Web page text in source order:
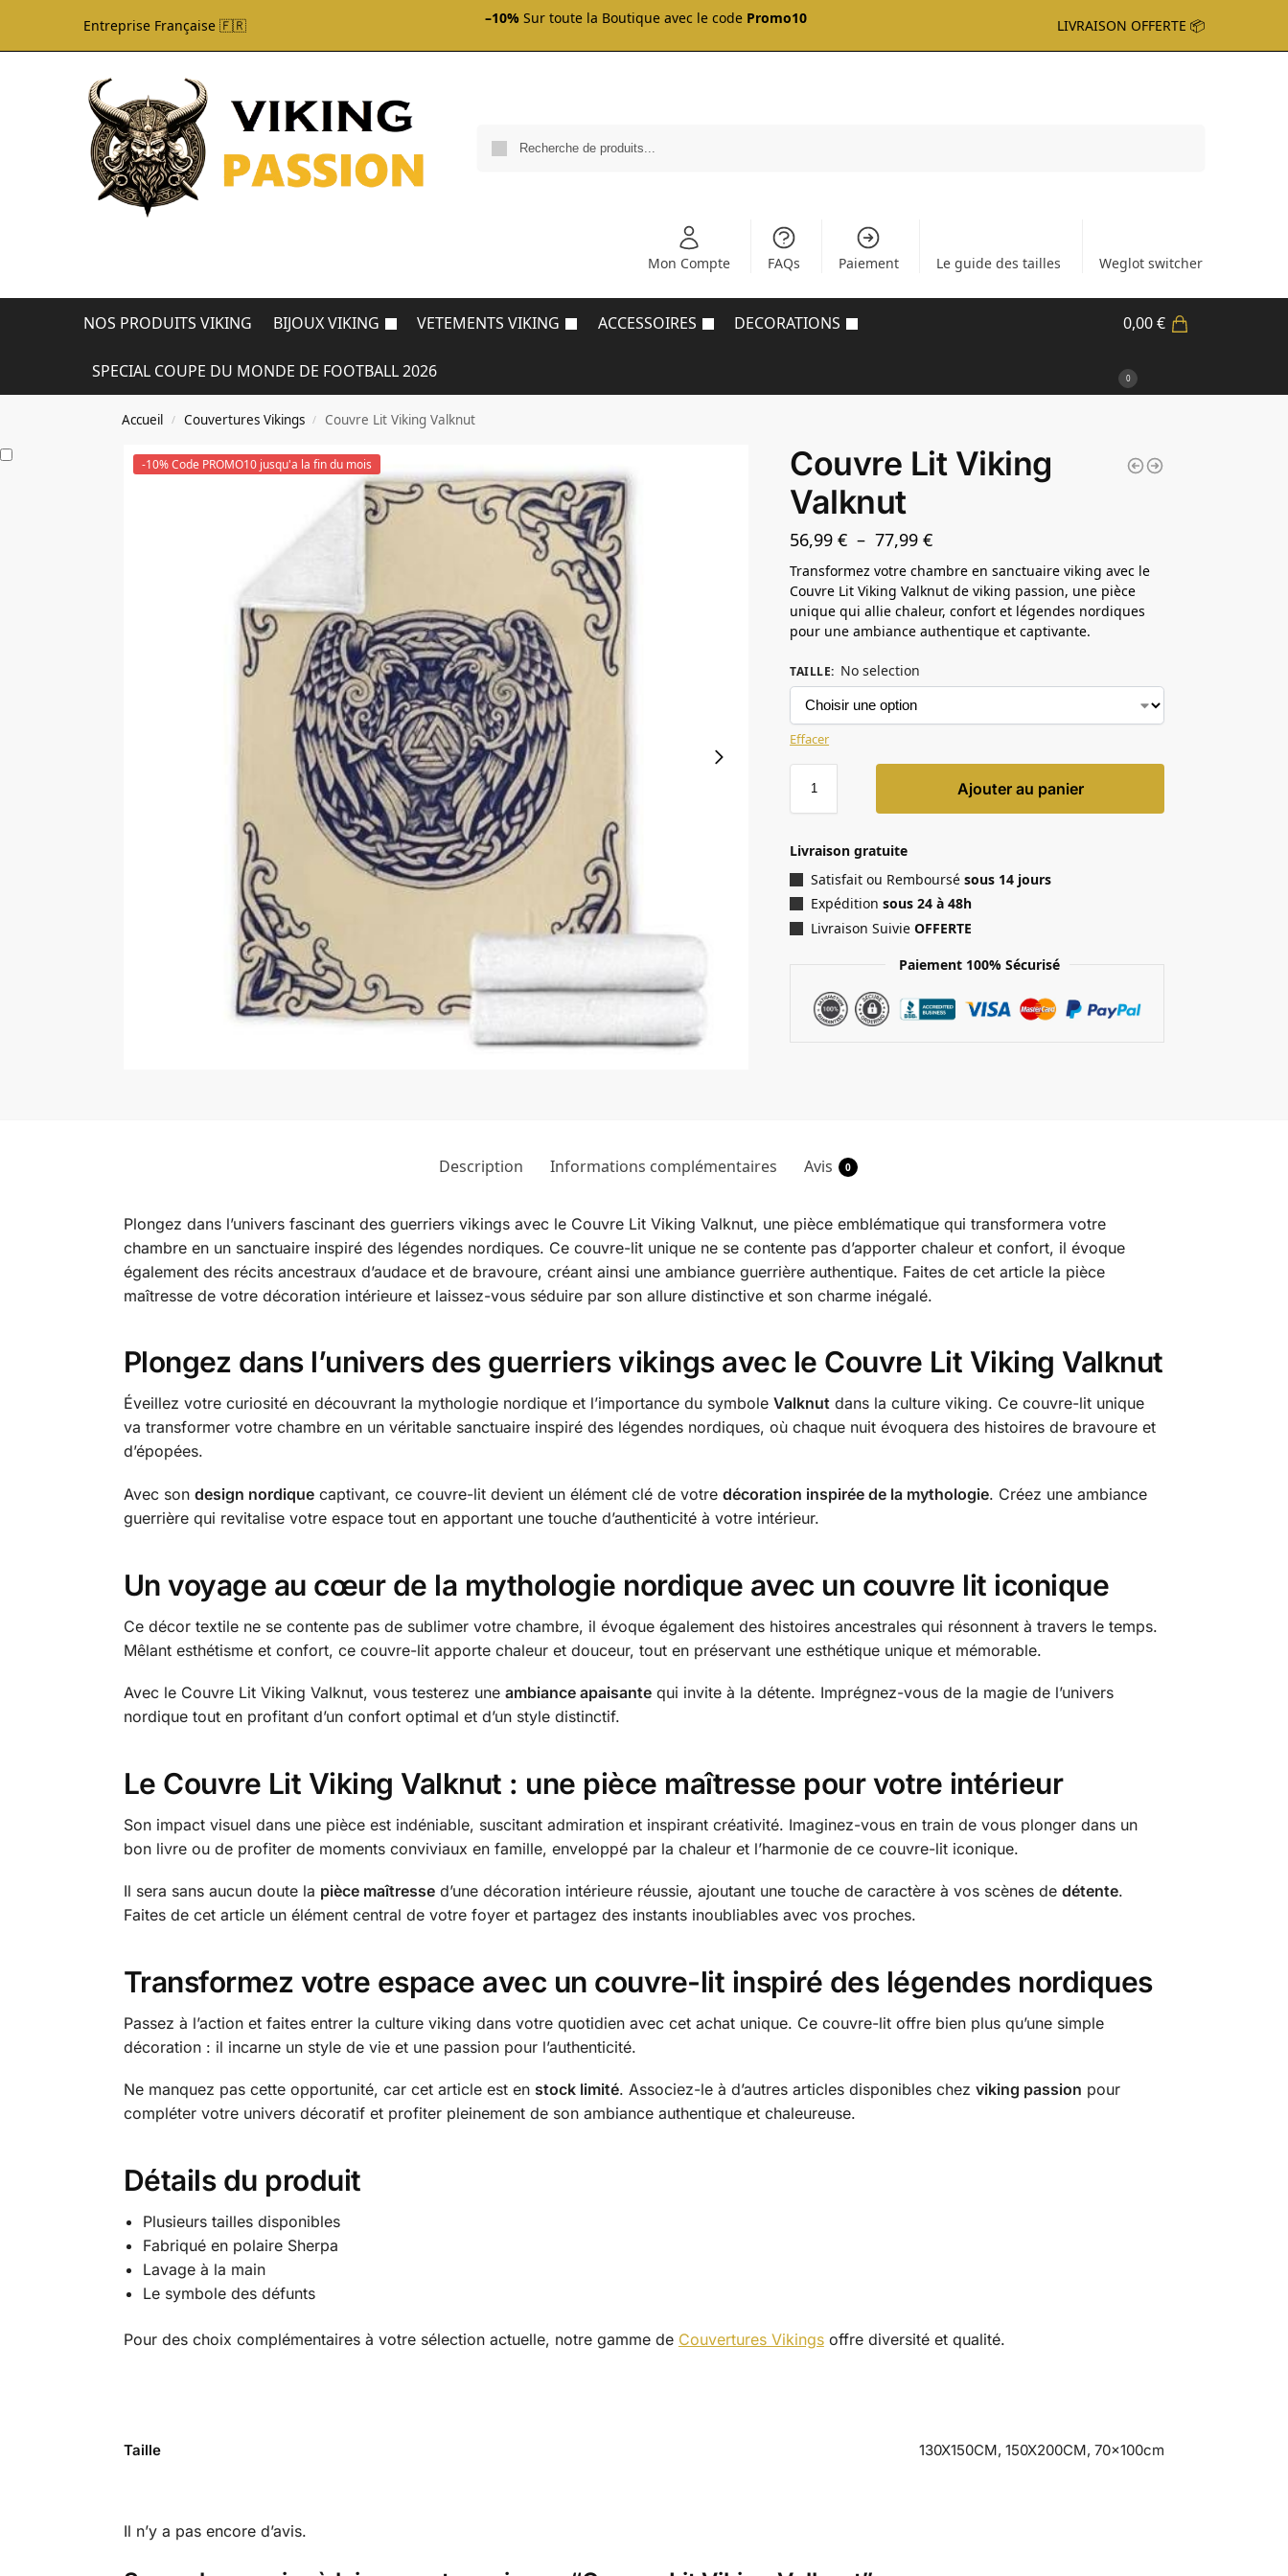
Entreprise Française 🇫🇷 –10% Sur toute la Boutique avec le code Promo10 LIVRAISON OFFERTE 📦
Mon Compte FAQs Paiement Le guide des tailles Weglot switcher
NOS PRODUITS VIKING BIJOUX VIKING VETEMENTS VIKING ACCESSOIRES DECORATIONS
SPECIAL COUPE DU MONDE DE FOOTBALL 2026
0,00€
0
Accueil / Couvertures Vikings / Couvre Lit Viking Valknut
-10% Code PROMO10 jusqu'a la fin du mois
Couvre Lit Viking
Valknut
56,99€ – 77,99€
Transformez votre chambre en sanctuaire viking avec le
Couvre Lit Viking Valknut de viking passion, une pièce
unique qui allie chaleur, confort et légendes nordiques
pour une ambiance authentique et captivante.
TAILLE: No selection
Effacer
Ajouter au panier
Livraison gratuite
Satisfait ou Remboursésous 14 jours
Expédition sous 24 à 48h
Livraison SuivieOFFERTE
Paiement 100% Sécurisé
Description Informations complémentaires Avis 0
Plongez dans l’univers fascinant des guerriers vikings avec le Couvre Lit Viking Valknut, une pièce emblématique qui transformera votre
chambre en un sanctuaire inspiré des légendes nordiques. Ce couvre-lit unique ne se contente pas d’apporter chaleur et confort, il évoque
également des récits ancestraux d’audace et de bravoure, créant ainsi une ambiance guerrière authentique. Faites de cet article la pièce
maîtresse de votre décoration intérieure et laissez-vous séduire par son allure distinctive et son charme inégalé.
Plongez dans l’univers des guerriers vikings avec le Couvre Lit Viking Valknut
Éveillez votre curiosité en découvrant la mythologie nordique et l’importance du symbole Valknutdans la culture viking. Ce couvre-lit unique
va transformer votre chambre en un véritable sanctuaire inspiré des légendes nordiques, où chaque nuit évoquera des histoires de bravoure et
d’épopées.
Avec son design nordiquecaptivant, ce couvre-lit devient un élément clé de votre décoration inspirée de la mythologie. Créez une ambiance
guerrière qui revitalise votre espace tout en apportant une touche d’authenticité à votre intérieur.
Un voyage au cœur de la mythologie nordique avec un couvre lit iconique
Ce décor textile ne se contente pas de sublimer votre chambre, il évoque également des histoires ancestrales qui résonnent à travers le temps.
Mêlant esthétisme et confort, ce couvre-lit apporte chaleur et douceur, tout en préservant une esthétique unique et mémorable.
Avec le Couvre Lit Viking Valknut, vous testerez une ambiance apaisantequi invite à la détente. Imprégnez-vous de la magie de l’univers
nordique tout en profitant d’un confort optimal et d’un style distinctif.
Le Couvre Lit Viking Valknut : une pièce maîtresse pour votre intérieur
Son impact visuel dans une pièce est indéniable, suscitant admiration et inspirant créativité. Imaginez-vous en train de vous plonger dans un
bon livre ou de profiter de moments conviviaux en famille, enveloppé par la chaleur et l’harmonie de ce couvre-lit iconique.
Il sera sans aucun doute la pièce maîtressed’une décoration intérieure réussie, ajoutant une touche de caractère à vos scènes de détente.
Faites de cet article un élément central de votre foyer et partagez des instants inoubliables avec vos proches.
Transformez votre espace avec un couvre-lit inspiré des légendes nordiques
Passez à l’action et faites entrer la culture viking dans votre quotidien avec cet achat unique. Ce couvre-lit offre bien plus qu’une simple
décoration : il incarne un style de vie et une passion pour l’authenticité.
Ne manquez pas cette opportunité, car cet article est en stock limité. Associez-le à d’autres articles disponibles chez viking passion pour
compléter votre univers décoratif et profiter pleinement de son ambiance authentique et chaleureuse.
Détails du produit
Plusieurs tailles disponibles
Fabriqué en polaire Sherpa
Lavage à la main
Le symbole des défunts
Pour des choix complémentaires à votre sélection actuelle, notre gamme de Couvertures Vikingsoffre diversité et qualité.
Taille 130X150CM, 150X200CM, 70x100cm
Il n’y a pas encore d’avis.